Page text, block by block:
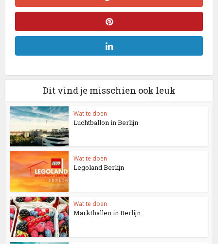
Dit vind je misschien ook leuk
Wat te doen
Luchtballon in Berlijn
Wat te doen
Legoland Berlijn
Wat te doen
Markthallen in Berlijn